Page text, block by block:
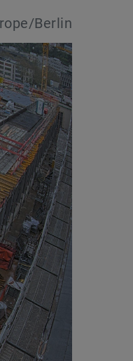
Berlin